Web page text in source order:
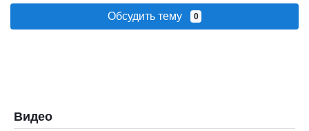
Обсудить тему 0
Видео